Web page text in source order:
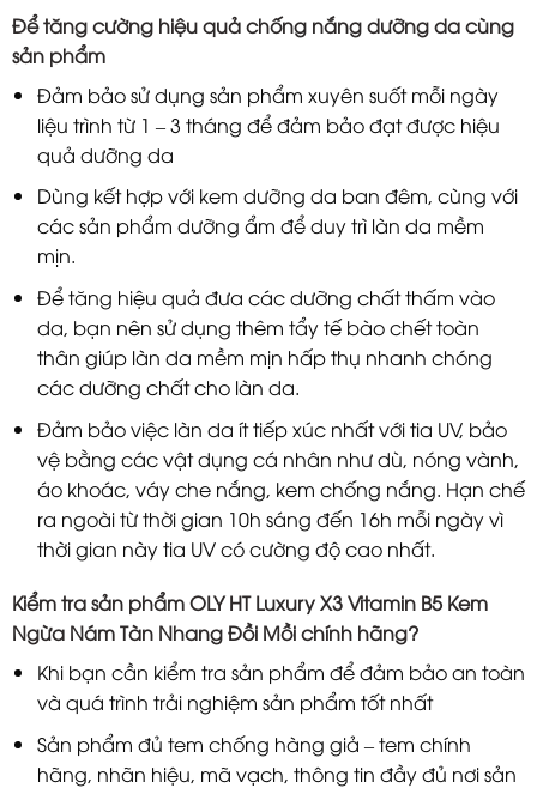
Để tăng cường hiệu quả chống nắng dưỡng da cùng
sản phẩm
Đảm bảo sử dụng sản phẩm xuyên suốt mỗi ngày
liệu trình từ 1 – 3 tháng để đảm bảo đạt được hiệu
quả dưỡng da
Dùng kết hợp với kem dưỡng da ban đêm, cùng với
các sản phẩm dưỡng ẩm để duy trì làn da mềm
mịn.
Để tăng hiệu quả đưa các dưỡng chất thấm vào
da, bạn nên sử dụng thêm tẩy tế bào chết toàn
thân giúp làn da mềm mịn hấp thụ nhanh chóng
các dưỡng chất cho làn da.
Đảm bảo việc làn da ít tiếp xúc nhất với tia UV, bảo
vệ bằng các vật dụng cá nhân như dù, nóng vành,
áo khoác, váy che nắng, kem chống nắng. Hạn chế
ra ngoài từ thời gian 10h sáng đến 16h mỗi ngày vì
thời gian này tia UV có cường độ cao nhất.
Kiểm tra sản phẩm OLY HT Luxury X3 Vitamin B5 Kem
Ngừa Nám Tàn Nhang Đồi Mồichính hãng?
Khi bạn cần kiểm tra sản phẩm để đảm bảo an toàn
và quá trình trải nghiệm sản phẩm tốt nhất
Sản phẩm đủ tem chống hàng giả – tem chính
hãng, nhãn hiệu, mã vạch, thông tin đầy đủ nơi sản